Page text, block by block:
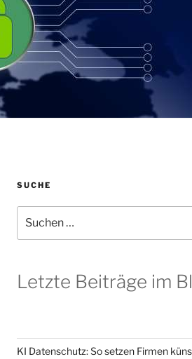
SUCHE
nach:
Letzte Beiträge im
KI Datenschutz: So setzen Firmen